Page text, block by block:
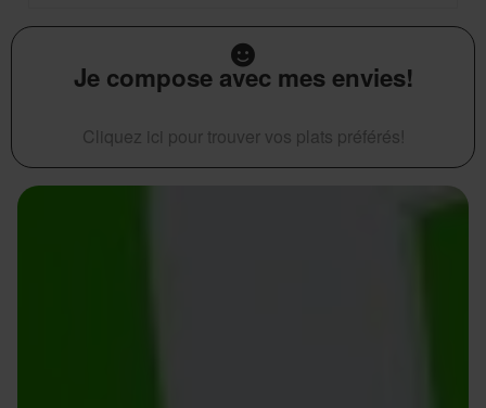
Je compose avec mes envies!
Cliquez ici pour trouver vos plats préférés!